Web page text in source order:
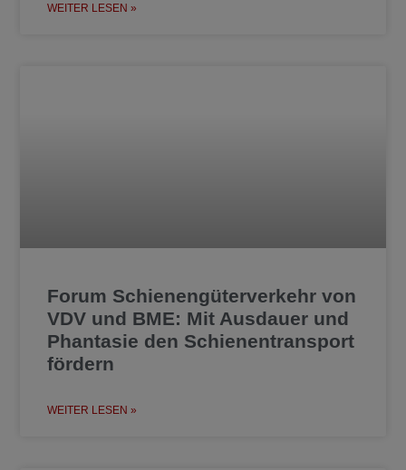
WEITER LESEN »
Forum Schienengüterverkehr von
VDV und BME: Mit Ausdauer und
Phantasie den Schienentransport
fördern
WEITER LESEN »